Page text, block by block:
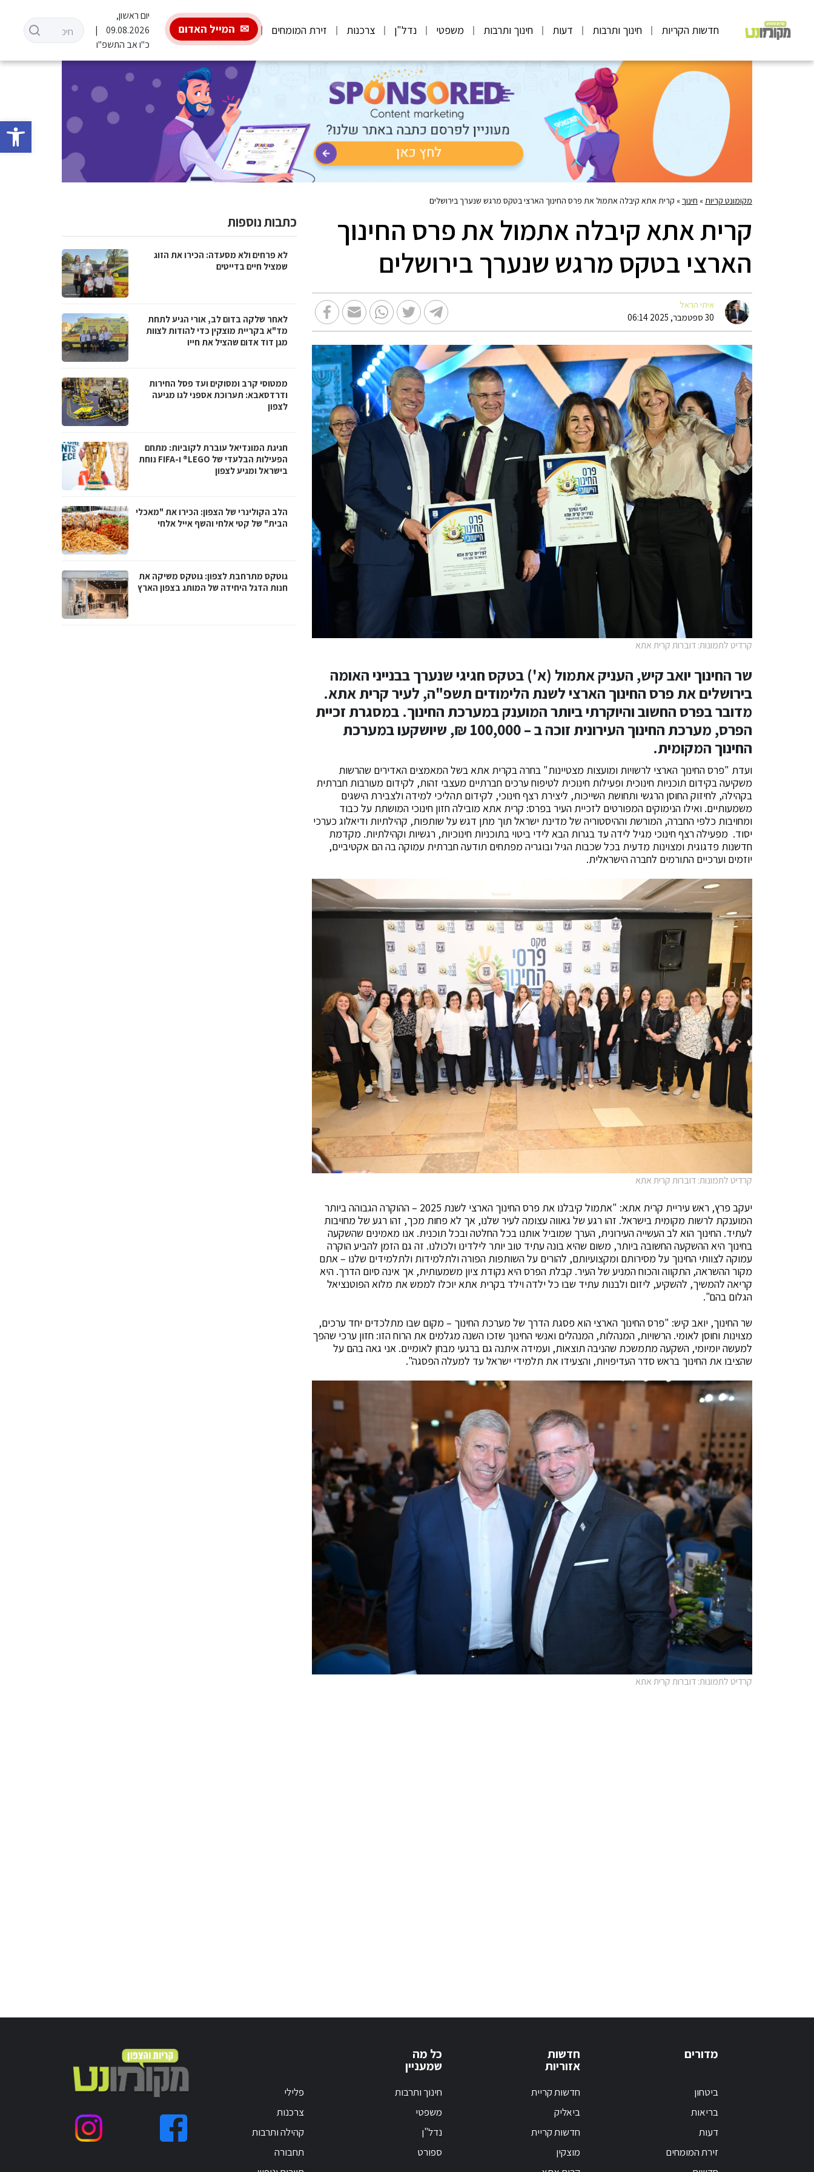
פתח
חדשות הקריות חינוך ותרבות דעות חינוך ותרבות משפטי נדל"ן צרכנות זירת המומחים המייל האדום
יום ראשון,
09.08.2026
כ"ו אב התשפ"ו
מקומונט קריות » חינוך» קרית אתא קיבלה אתמול את פרס החינוך הארצי בטקס מרגש שנערך בירושלים
קרית אתא קיבלה אתמול את פרס החינוך
הארצי בטקס מרגש שנערך בירושלים
איתי הראל
30 ספטמבר, 2025 06:14
קרדיט לתמונות: דוברות קרית אתא
שר החינוך יואב קיש, העניק אתמול (א') בטקס חגיגי שנערך בבנייני האומה
בירושלים את פרס החינוך הארצי לשנת הלימודים תשפ"ה, לעיר קרית אתא.
מדובר בפרס החשוב והיוקרתי ביותר המוענק במערכת החינוך. במסגרת זכיית
הפרס, מערכת החינוך העירונית זוכה ב – 100,000 ₪, שיושקעו במערכת
החינוך המקומית.
ועדת "פרס החינוך הארצי לרשויות ומועצות מצטיינות" בחרה בקרית אתא בשל המאמצים האדירים שהרשות
משקיעה בקידום תוכניות חינוכית ופעילות חינוכית לטיפוח ערכים חברתיים מעצבי זהות, לקידום מעורבות חברתית
בקהילה, לחיזוק החוסן הרגשי ותחושת השייכות, ליצירת רצף חינוכי, לקידום תהליכי למידה ולצבירת הישגים
משמעותיים. ואילו הנימוקים המפורטים לזכיית העיר בפרס: קרית אתא מובילה חזון חינוכי המושתת על כבוד
ומחויבות כלפי החברה, המורשת וההיסטוריה של מדינת ישראל תוך מתן דגש על שותפות, קהילתיות ודיאלוג כערכי
יסוד. מפעילה רצף חינוכי מגיל לידה עד בגרות הבא לידי ביטוי בתוכניות חינוכיות, רגשיות וקהילתיות. מקדמת
חדשנות פדגוגית ומצוינות מדעית בכל שכבות הגיל ובוגריה מפתחים תודעה חברתית עמוקה בה הם אקטיביים,
יוזמים וערכיים התורמים לחברה הישראלית.
קרדיט לתמונות: דוברות קרית אתא
יעקב פרץ, ראש עיריית קרית אתא: "אתמול קיבלנו את פרס החינוך הארצי לשנת 2025 – ההוקרה הגבוהה ביותר
המוענקת לרשות מקומית בישראל. זהו רגע של גאווה עצומה לעיר שלנו, אך לא פחות מכך, זהו רגע של מחויבות
לעתיד. החינוך הוא לב העשייה העירונית, הערך שמוביל אותנו בכל החלטה ובכל תוכנית. אנו מאמינים שהשקעה
בחינוך היא ההשקעה החשובה ביותר, משום שהיא בונה עתיד טוב יותר לילדינו ולכולנו. זה גם הזמן להביע הוקרה
עמוקה לצוותי החינוך על מסירותם ומקצועיותם, להורים על השותפות הפורה ולתלמידות ולתלמידים שלנו – אתם
מקור ההשראה, התקווה והכוח המניע של העיר. קבלת הפרס היא נקודת ציון משמעותית, אך אינה סיום הדרך. היא
קריאה להמשיך, להשקיע, ליזום ולבנות עתיד שבו כל ילדה וילד בקרית אתא יוכלו לממש את מלוא הפוטנציאל
הגלום בהם".
שר החינוך, יואב קיש: "פרס החינוך הארצי הוא פסגת הדרך של מערכת החינוך – מקום שבו מתלכדים יחד ערכים,
מצוינות וחוסן לאומי. הרשויות, המנהלות, המנהלים ואנשי החינוך שזכו השנה מגלמים את הרוח הזו: חזון ערכי שהפך
למעשה יומיומי, השקעה מתמשכת שהניבה תוצאות, ועמידה איתנה גם ברגעי מבחן לאומיים. אני גאה בהם על
שהציבו את החינוך בראש סדר העדיפויות, והצעידו את תלמידי ישראל עד למעלה הפסגה".
קרדיט לתמונות: דוברות קרית אתא
כתבות נוספות
לא פרחים ולא מסעדה: הכירו את הזוג
שמציל חיים בדייטים
לאחר שלקה בדום לב, אורי הגיע לתחת
מד"א בקריית מוצקין כדי להודות לצוות
מגן דוד אדום שהציל את חייו
ממטוסי קרב ומסוקים ועד פסל החירות
ודרדסאבא: תערוכת אספני לגו מגיעה
לצפון
חגיגת המונדיאל עוברת לקוביות: מתחם
הפעילות הבלעדי של LEGO® ו-FIFA נוחת
בישראל ומגיע לצפון
הלב הקולינרי של הצפון: הכירו את "מאכלי
הבית" של קטי אלחי והשף אייל אלחי
גוטקס מתרחבת לצפון: גוטקס משיקה את
חנות הדגל היחידה של המותג בצפון הארץ
מדורים
ביטחון
בריאות
דעות
זירת המומחים
חדשות
אזוריות
חדשות קריית
ביאליק
חדשות קריית
מוצקין
כל מה
שמעניין
חינוך ותרבות
משפטי
נדל"ן
ספורט
פלילי
צרכנות
קהילה ותרבות
תחבורה